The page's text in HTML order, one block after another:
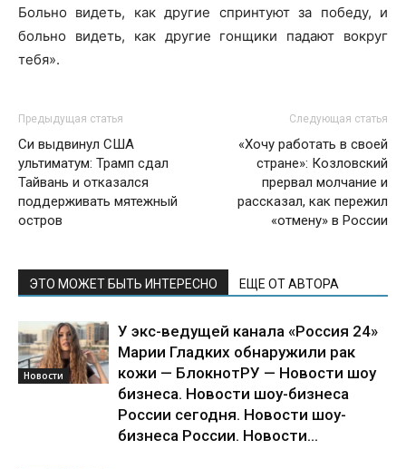
Больно видеть, как другие спринтуют за победу, и
больно видеть, как другие гонщики падают вокруг
тебя».
Предыдущая статья
Си выдвинул США
ультиматум: Трамп сдал
Тайвань и отказался
поддерживать мятежный
остров
Следующая статья
«Хочу работать в своей
стране»: Козловский
прервал молчание и
рассказал, как пережил
«отмену» в России
ЭТО МОЖЕТ БЫТЬ ИНТЕРЕСНО ЕЩЕ ОТ АВТОРА
Новости
У экс-ведущей канала «Россия 24»
Марии Гладких обнаружили рак
кожи — БлокнотРУ — Новости шоу
бизнеса. Новости шоу-бизнеса
России сегодня. Новости шоу-
бизнеса России. Новости...